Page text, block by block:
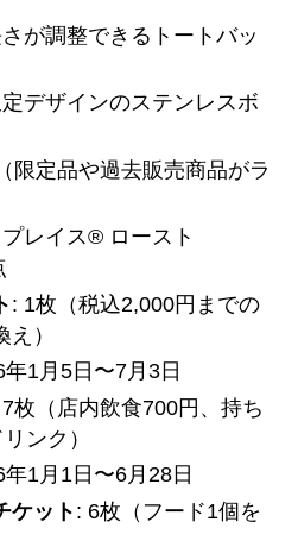
が調整できるトートバッ
デザインのステンレスボ
限定品や過去販売商品がラ
レイス® ロースト
: 1枚（税込2,000円までの
）
1月5日〜7月3日
枚（店内飲食700円、持ち
ンク）
1月1日〜6月28日
ケット : 6枚（フード1個を